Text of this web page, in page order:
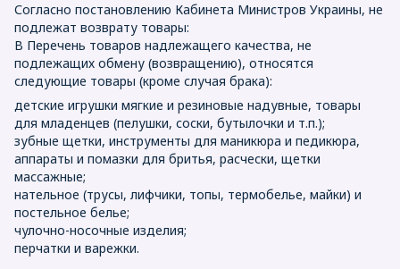
Согласно постановлению Кабинета Министров Украины, не
подлежат возврату товары:
В Перечень товаров надлежащего качества, не
подлежащих обмену (возвращению), относятся
следующие товары (кроме случая брака):
детские игрушки мягкие и резиновые надувные, товары
для младенцев (пелушки, соски, бутылочки и т.п.);
зубные щетки, инструменты для маникюра и педикюра,
аппараты и помазки для бритья, расчески, щетки
массажные;
нательное (трусы, лифчики, топы, термобелье, майки) и
постельное белье;
чулочно-носочные изделия;
перчатки и варежки.